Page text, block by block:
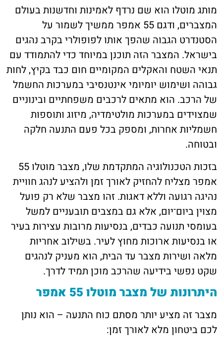
מותג מוטלו הוא שם נרדף לאמינות וחדשנות בעולם
המצברים, ודגם 55 אמפר ממשיך לשמור על
הסטנדרט הגבוה שהפך אותו לפופולרי בקרב נהגים
בישראל. המצבר הזה תוכנן במיוחד כדי להתמודד עם
תנאי השטח והאקלים המקומיים חום כבד בקיץ, לחות
גבוהה ושימוש יומיומי אינטנסיבי במערכות החשמל
של הרכב. הוא מתאים לרכבים משפחתיים ובינוניים
שמצוידים במערכות מולטימדיה, מיזוג ותוספות
חשמליות אחרות, ומספק בכל פעם התנעה חלקה
ובטוחה.
בזכות הטכנולוגיה המתקדמת שלו, מצבר מוטלו 55
אמפר מצליח להחזיק לאורך זמן ולהציע לנהג חוויית
נהיגה רגועה וללא דאגות. זהו מצבר שלא רק פועל
מצוין ביום־יום, אלא גם במצבים תובעניים למשל
בעומסי תנועה כבדים, בנסיעות מרובות עצירות בעיר
או בנסיעות ארוכות מחוץ לעיר. בשילוב אחריות
מלאה ושירות מצבר עד הבית, הוא מעניק לנהגים
שקט נפשי בידיעה שהרכב מוכן תמיד לדרך.
היתרונות של מצבר מוטלו 55 אמפר
מצבר זה מציע יותר מסתם כוח התנעה – הוא נותן
לכם ביטחון מלא לאורך זמן: